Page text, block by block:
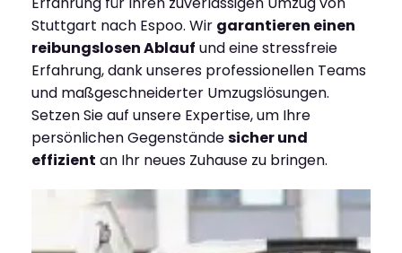
Stuttgart nach Espoo. Wir garantieren einen
reibungslosen Ablauf und eine stressfreie
Erfahrung, dank unseres professionellen Teams
und maßgeschneiderter Umzugslösungen.
Setzen Sie auf unsere Expertise, um Ihre
persönlichen Gegenständesicher und
effizient an Ihr neues Zuhause zu bringen.